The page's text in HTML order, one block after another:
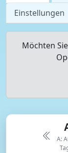
Einstellungen
Möchten
A: